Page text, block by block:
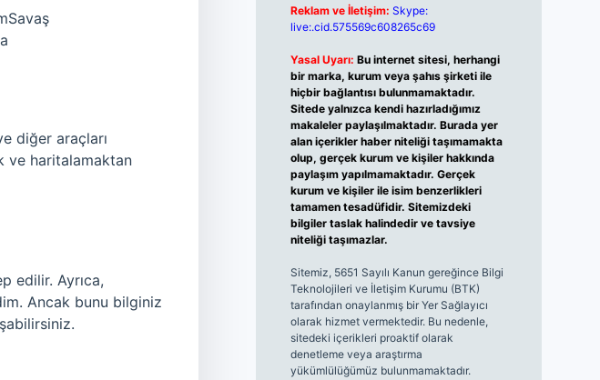
diğer araçları
ve haritalamaktan
edilir. Ayrıca,
Ancak bunu bilginiz
Reklam ve İletişim: Skype:
live:.cid.575569c608265c69
Yasal Uyarı: Bu internet sitesi, herhangi
bir marka, kurum veya şahıs şirketi ile
hiçbir bağlantısı bulunmamaktadır.
Sitede yalnızca kendi hazırladığımız
makaleler paylaşılmaktadır. Burada yer
alan içerikler haber niteliği taşımamakta
olup, gerçek kurum ve kişiler hakkında
paylaşım yapılmamaktadır. Gerçek
kurum ve kişiler ile isim benzerlikleri
tamamen tesadüfidir. Sitemizdeki
bilgiler taslak halindedir ve tavsiye
niteliği taşımazlar.
Sitemiz, 5651 Sayılı Kanun gereğince Bilgi
Teknolojileri ve İletişim Kurumu (BTK)
tarafından onaylanmış bir Yer Sağlayıcı
olarak hizmet vermektedir. Bu nedenle,
sitedeki içerikleri proaktif olarak
denetleme veya araştırma
yükümlülüğümüz bulunmamaktadır.